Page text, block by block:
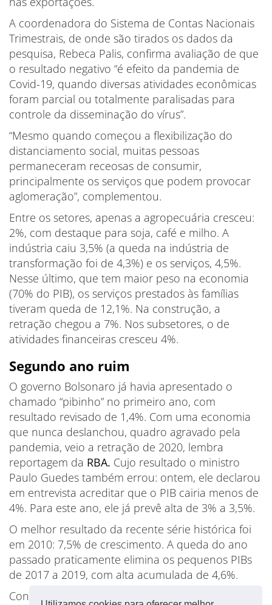
A coordenadora do Sistema de Contas Nacionais
Trimestrais, de onde são tirados os dados da
pesquisa, Rebeca Palis, confirma avaliação de que
o resultado negativo “é efeito da pandemia de
Covid-19, quando diversas atividades econômicas
foram parcial ou totalmente paralisadas para
controle da disseminação do vírus”.
“Mesmo quando começou a flexibilização do
distanciamento social, muitas pessoas
permaneceram receosas de consumir,
principalmente os serviços que podem provocar
aglomeração”, complementou.
Entre os setores, apenas a agropecuária cresceu:
2%, com destaque para soja, café e milho. A
indústria caiu 3,5% (a queda na indústria de
transformação foi de 4,3%) e os serviços, 4,5%.
Nesse último, que tem maior peso na economia
(70% do PIB), os serviços prestados às famílias
tiveram queda de 12,1%. Na construção, a
retração chegou a 7%. Nos subsetores, o de
atividades financeiras cresceu 4%.
Segundo ano ruim
O governo Bolsonaro já havia apresentado o
chamado “pibinho” no primeiro ano, com
resultado revisado de 1,4%. Com uma economia
que nunca deslanchou, quadro agravado pela
pandemia, veio a retração de 2020, lembra
reportagem da RBA. Cujo resultado o ministro
Paulo Guedes também errou: ontem, ele declarou
em entrevista acreditar que o PIB cairia menos de
4%. Para este ano, ele já prevê alta de 3% a 3,5%.
O melhor resultado da recente série histórica foi
em 2010: 7,5% de crescimento. A queda do ano
passado praticamente elimina os pequenos PIBs
de 2017 a 2019, com alta acumulada de 4,6%.
Confiram mais dados na